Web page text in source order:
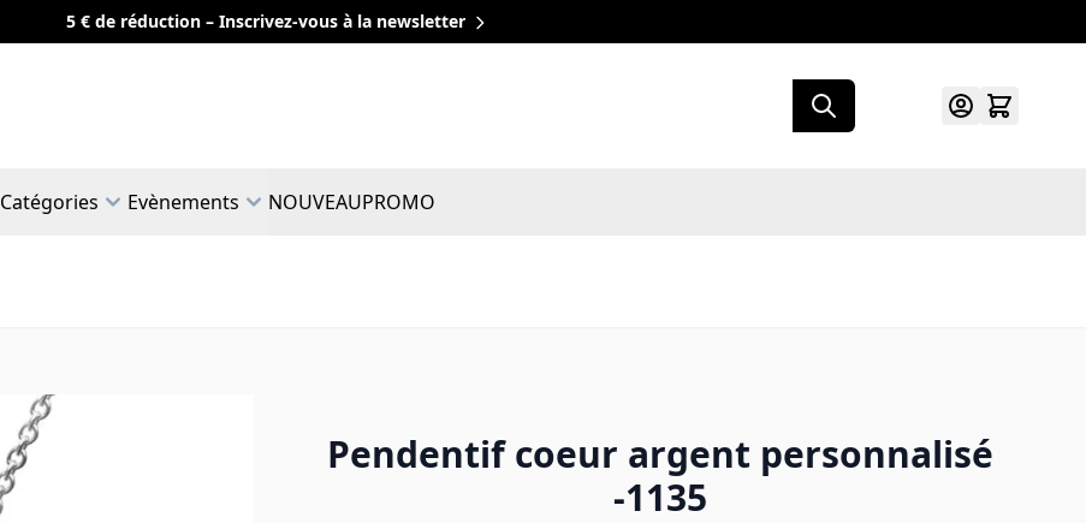
5 € de réduction – Inscrivez-vous à la newsletter
Catégories Evènements NOUVEAUPROMO
Pendentif coeur argent personnalisé
-1135